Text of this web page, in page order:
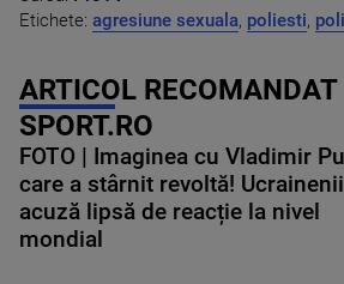
Etichete: agresiune sexuala, poliesti,
ARTICOL RECOMANDAT
SPORT.RO
FOTO | Imaginea cu Vladimir
care a stârnit revoltă! Ucrainenii
acuză lipsă de reacție la nivel
mondial